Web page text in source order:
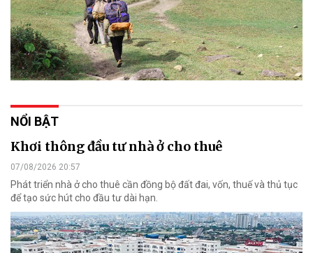
NỔI BẬT
Khơi thông đầu tư nhà ở cho thuê
07/08/2026 20:57
Phát triển nhà ở cho thuê cần đồng bộ đất đai, vốn, thuế và thủ tục
để tạo sức hút cho đầu tư dài hạn.